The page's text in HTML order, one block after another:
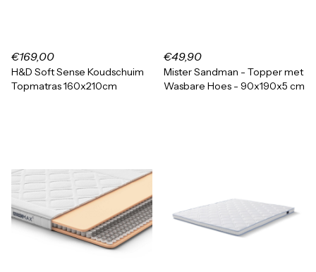
€169,00
H&D Soft Sense Koudschuim
Topmatras 160x210cm
€49,90
Mister Sandman - Topper met
Wasbare Hoes - 90x190x5 cm